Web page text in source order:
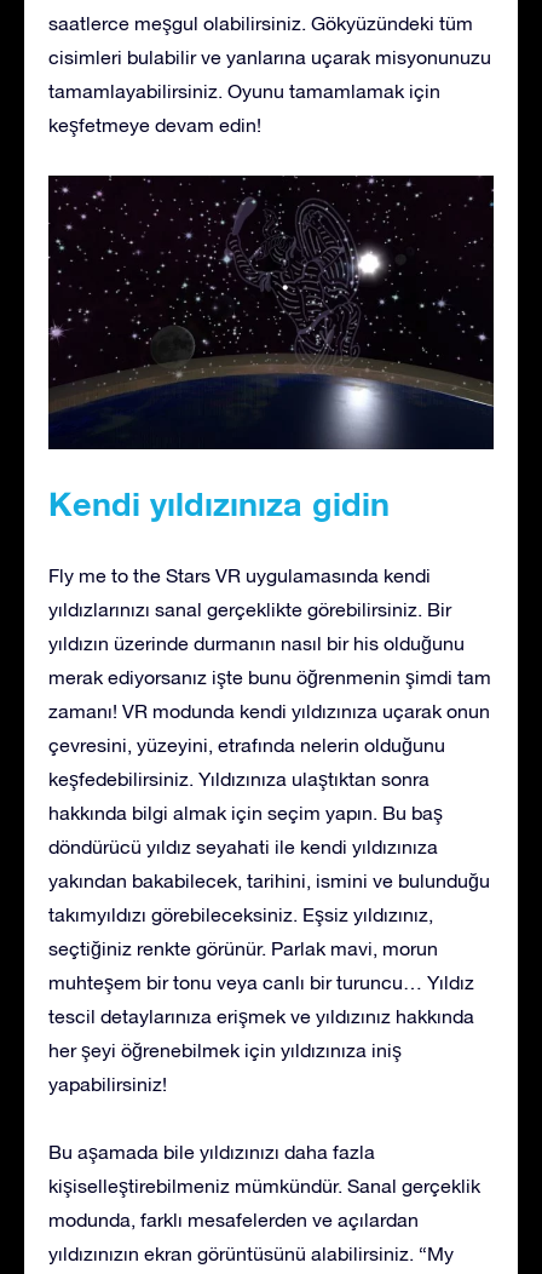
saatlerce meşgul olabilirsiniz. Gökyüzündeki tüm
cisimleri bulabilir ve yanlarına uçarak misyonunuzu
tamamlayabilirsiniz. Oyunu tamamlamak için
keşfetmeye devam edin!
Kendi yıldızınıza gidin
Fly me to the Stars VR uygulamasında kendi
yıldızlarınızı sanal gerçeklikte görebilirsiniz. Bir
yıldızın üzerinde durmanın nasıl bir his olduğunu
merak ediyorsanız işte bunu öğrenmenin şimdi tam
zamanı! VR modunda kendi yıldızınıza uçarak onun
çevresini, yüzeyini, etrafında nelerin olduğunu
keşfedebilirsiniz. Yıldızınıza ulaştıktan sonra
hakkında bilgi almak için seçim yapın. Bu baş
döndürücü yıldız seyahati ile kendi yıldızınıza
yakından bakabilecek, tarihini, ismini ve bulunduğu
takımyıldızı görebileceksiniz. Eşsiz yıldızınız,
seçtiğiniz renkte görünür. Parlak mavi, morun
muhteşem bir tonu veya canlı bir turuncu… Yıldız
tescil detaylarınıza erişmek ve yıldızınız hakkında
her şeyi öğrenebilmek için yıldızınıza iniş
yapabilirsiniz!
Bu aşamada bile yıldızınızı daha fazla
kişiselleştirebilmeniz mümkündür. Sanal gerçeklik
modunda, farklı mesafelerden ve açılardan
yıldızınızın ekran görüntüsünü alabilirsiniz. “My